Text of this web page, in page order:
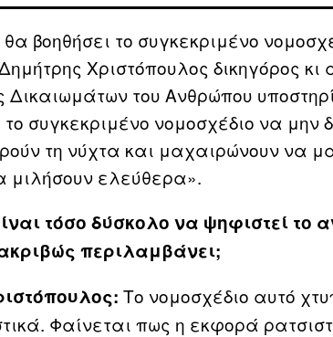
βοηθήσει το συγκεκριμένο
Χριστόπουλος δικηγόρος κι
του Ανθρώπου
το συγκεκριμένο νομοσχέδιο να
τη νύχτα και μαχαιρώνουν να
μιλήσουν ελεύθερα».
τόσο δύσκολο να ψηφιστεί το
περιλαμβάνει;
Το νομοσχέδιο αυτό
Φαίνεται πως η εκφορά